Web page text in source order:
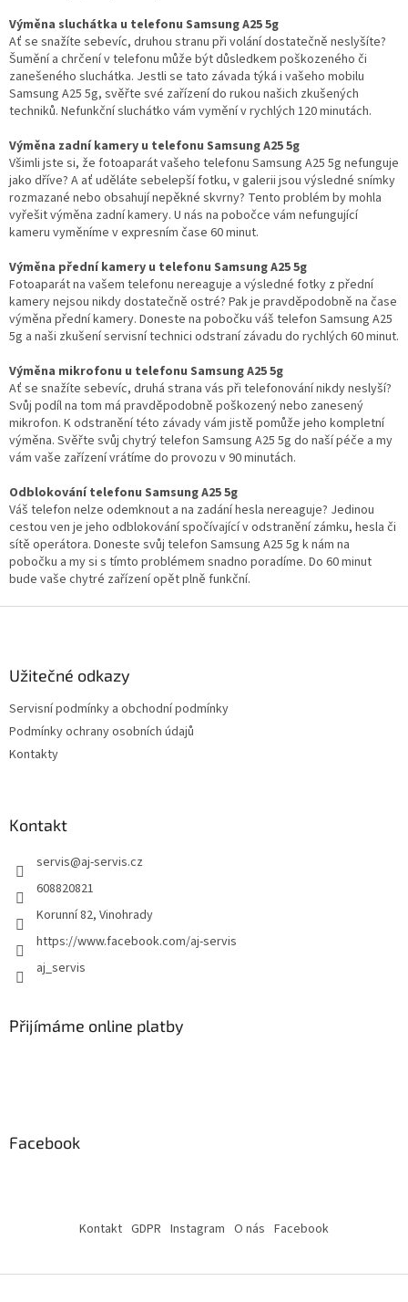
Výměna sluchátka u telefonu Samsung A25 5g
Ať se snažíte sebevíc, druhou stranu při volání dostatečně neslyšíte?
Šumění a chrčení v telefonu může být důsledkem poškozeného či
zanešeného sluchátka. Jestli se tato závada týká i vašeho mobilu
Samsung A25 5g, svěřte své zařízení do rukou našich zkušených
techniků. Nefunkční sluchátko vám vymění v rychlých 120 minutách.
Výměna zadní kamery u telefonu Samsung A25 5g
Všimli jste si, že fotoaparát vašeho telefonu Samsung A25 5g nefunguje
jako dříve? A ať uděláte sebelepší fotku, v galerii jsou výsledné snímky
rozmazané nebo obsahují nepěkné skvrny? Tento problém by mohla
vyřešit výměna zadní kamery. U nás na pobočce vám nefungující
kameru vyměníme v expresním čase 60 minut.
Výměna přední kamery u telefonu Samsung A25 5g
Fotoaparát na vašem telefonu nereaguje a výsledné fotky z přední
kamery nejsou nikdy dostatečně ostré? Pak je pravděpodobně na čase
výměna přední kamery. Doneste na pobočku váš telefon Samsung A25
5g a naši zkušení servisní technici odstraní závadu do rychlých 60 minut.
Výměna mikrofonu u telefonu Samsung A25 5g
Ať se snažíte sebevíc, druhá strana vás při telefonování nikdy neslyší?
Svůj podíl na tom má pravděpodobně poškozený nebo zanesený
mikrofon. K odstranění této závady vám jistě pomůže jeho kompletní
výměna. Svěřte svůj chytrý telefon Samsung A25 5g do naší péče a my
vám vaše zařízení vrátíme do provozu v 90 minutách.
Odblokování telefonu Samsung A25 5g
Váš telefon nelze odemknout a na zadání hesla nereaguje? Jedinou
cestou ven je jeho odblokování spočívající v odstranění zámku, hesla či
sítě operátora. Doneste svůj telefon Samsung A25 5g k nám na
pobočku a my si s tímto problémem snadno poradíme. Do 60 minut
bude vaše chytré zařízení opět plně funkční.
Užitečné odkazy
Servisní podmínky a obchodní podmínky
Podmínky ochrany osobních údajů
Kontakty
Kontakt
servis@aj-servis.cz
608820821
Korunní 82, Vinohrady
https://www.facebook.com/aj-servis
aj_servis
Přijímáme online platby
Facebook
Kontakt GDPR Instagram O nás Facebook